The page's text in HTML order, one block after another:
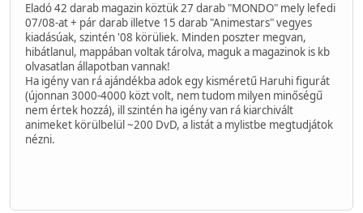
Eladó 42 darab magazin köztük 27 darab "MONDO" mely lefedi
07/08-at + pár darab illetve 15 darab "Animestars" vegyes
kiadásúak, szintén '08 körüliek. Minden poszter megvan,
hibátlanul, mappában voltak tárolva, maguk a magazinok is kb
olvasatlan állapotban vannak!
Ha igény van rá ajándékba adok egy kisméretű Haruhi figurát
(újonnan 3000-4000 közt volt, nem tudom milyen minőségű
nem értek hozzá), ill szintén ha igény van rá kiarchivált
animeket körülbelül ~200 DvD, a listát a mylistbe megtudjátok
nézni.